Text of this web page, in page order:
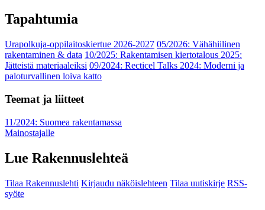
Tapahtumia
Urapolkuja-oppilaitoskiertue 2026-2027 05/2026: Vähähiilinen
rakentaminen & data 10/2025: Rakentamisen kiertotalous 2025:
Jätteistä materiaaleiksi 09/2024: Recticel Talks 2024: Moderni ja
paloturvallinen loiva katto
Teemat ja liitteet
11/2024: Suomea rakentamassa
Mainostajalle
Lue Rakennuslehteä
Tilaa Rakennuslehti Kirjaudu näköislehteen Tilaa uutiskirje RSS-
syöte